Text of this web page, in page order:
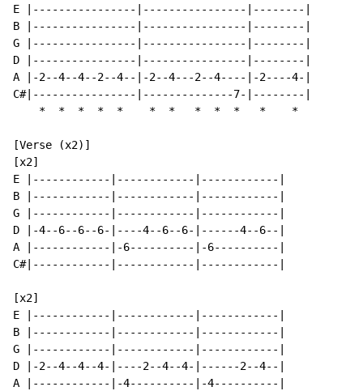
E |----------------|----------------|--------|
B |----------------|----------------|--------|
G |----------------|----------------|--------|
D |----------------|----------------|--------|
A |-2--4--4--2--4--|-2--4---2--4----|-2----4-|
C#|----------------|--------------7-|--------|
    *  *  *  *  *    *  *   *  *  *   *    *
[Verse (x2)]
[x2]
E |------------|------------|------------|
B |------------|------------|------------|
G |------------|------------|------------|
D |-4--6--6--6-|----4--6--6-|------4--6--|
A |------------|-6----------|-6----------|
C#|------------|------------|------------|
[x2]
E |------------|------------|------------|
B |------------|------------|------------|
G |------------|------------|------------|
D |-2--4--4--4-|----2--4--4-|------2--4--|
A |------------|-4----------|-4----------|